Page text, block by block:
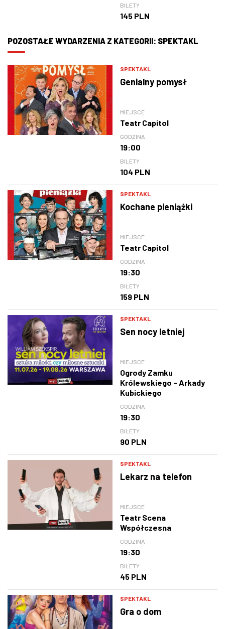
BILETY
145 PLN
POZOSTAŁE WYDARZENIA Z KATEGORII: SPEKTAKL
SPEKTAKL
Genialny pomysł
MIEJSCE
Teatr Capitol
GODZINA
19:00
BILETY
104 PLN
SPEKTAKL
Kochane pieniążki
MIEJSCE
Teatr Capitol
GODZINA
19:30
BILETY
159 PLN
SPEKTAKL
Sen nocy letniej
MIEJSCE
Ogrody Zamku
Królewskiego - Arkady
Kubickiego
GODZINA
19:30
BILETY
90 PLN
SPEKTAKL
Lekarz na telefon
MIEJSCE
Teatr Scena
Współczesna
GODZINA
19:30
BILETY
45 PLN
SPEKTAKL
Gra o dom